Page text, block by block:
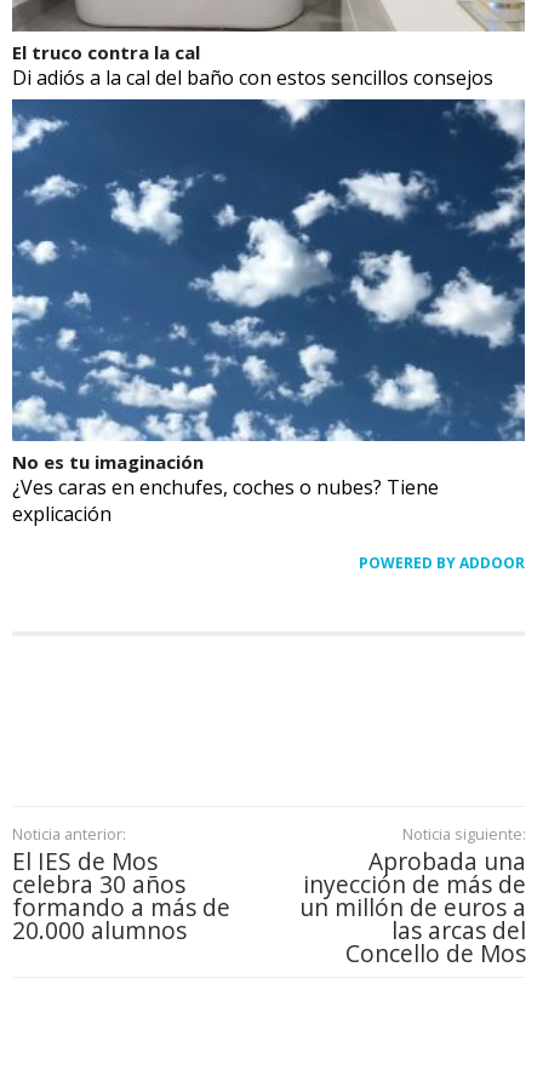
El truco contra la cal
Di adiós a la cal del baño con estos sencillos consejos
No es tu imaginación
¿Ves caras en enchufes, coches o nubes? Tiene
explicación
POWERED BY ADDOOR
Noticia anterior:
El IES de Mos
celebra 30 años
formando a más de
20.000 alumnos
Noticia siguiente:
Aprobada una
inyección de más de
un millón de euros a
las arcas del
Concello de Mos